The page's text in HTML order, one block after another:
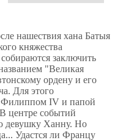
нашествия хана Батыя
княжества
заключить
"Великая
ордену и его
Для этого
Филиппом IV и папой
центре событий
девушку Ханну. Но
Удастся ли Францу